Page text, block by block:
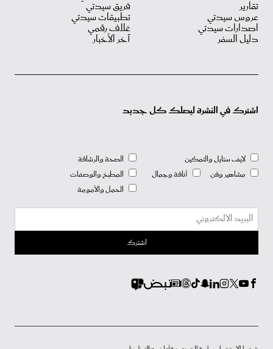
تقارير
عروس سيدتي
اصدارات سيدتي
دليل السفر
فريق سيدتي
تطبيقات سيدتي
غلاف رقمي
آخر الأخبار
اشترك في النشرة ليصلك كل جديد
لايف ستايل والتمكين
مشاهير وفن
أناقة وجمال
الصحة والرشاقة
المطبخ والوصفات
الحمل والأمومة